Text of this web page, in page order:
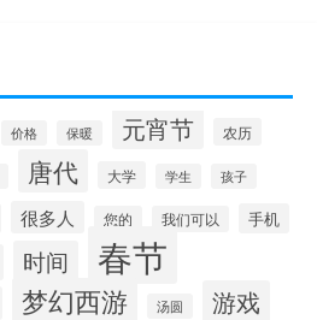
价格 保暖 元宵节 农历
唐代 大学 学生 孩子
很多人 您的 我们可以
手机
时间 春节
梦幻西游 汤圆 游戏